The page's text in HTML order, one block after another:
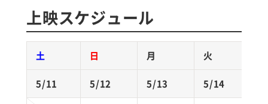
上映スケジュール
土 日 月 火
5/11 5/12 5/13 5/14